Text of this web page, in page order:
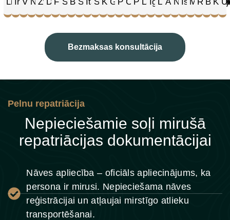
Bezmaksas konsultācija
Pelnu repatriācija
Nepieciešamie soļi mirušā
repatriācijas dokumentācijai
Nāves apliecība – oficiāls apliecinājums, ka
persona ir mirusi. Nepieciešama nāves
reģistrācijai un atļaujai mirstīgo atlieku
transportēšanai.